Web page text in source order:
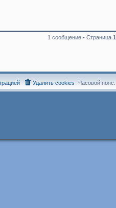
1 сообщение • Страница 1
Часовой пояс:
Удалить cookies